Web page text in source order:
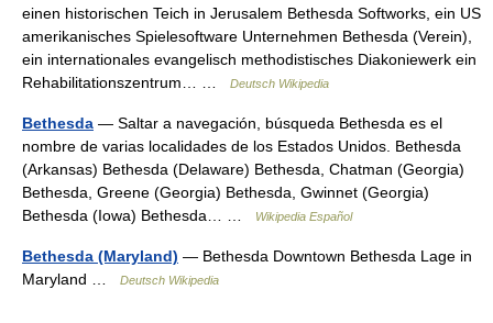
einen historischen Teich in Jerusalem Bethesda Softworks, ein US
amerikanisches Spielesoftware Unternehmen Bethesda (Verein),
ein internationales evangelisch methodistisches Diakoniewerk ein
Rehabilitationszentrum… …
Deutsch Wikipedia
Bethesda — Saltar a navegación, búsqueda Bethesda es el
nombre de varias localidades de los Estados Unidos. Bethesda
(Arkansas) Bethesda (Delaware) Bethesda, Chatman (Georgia)
Bethesda, Greene (Georgia) Bethesda, Gwinnet (Georgia)
Bethesda (Iowa) Bethesda… …
Wikipedia Español
Bethesda (Maryland) — Bethesda Downtown Bethesda Lage in
Maryland …
Deutsch Wikipedia